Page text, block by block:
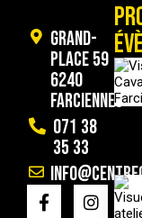
Grand-
Place 59
6240
Farciennes
071 38
35 33